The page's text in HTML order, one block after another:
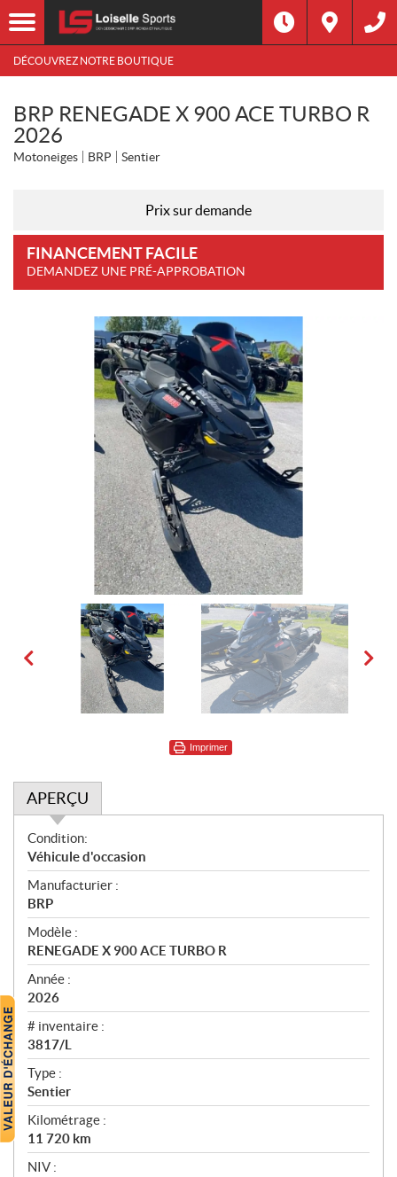
DÉCOUVREZ NOTRE BOUTIQUE
BRP RENEGADE X 900 ACE TURBO R
2026
Motoneiges BRP Sentier
Prix sur demande
FINANCEMENT FACILE
DEMANDEZ UNE PRÉ-APPROBATION
Imprimer
APERÇU
A
p
e
r
ç
u
Condition:
Véhicule d'occasion
Manufacturier :
BRP
Modèle :
RENEGADE X 900 ACE TURBO R
Année :
2026
# inventaire :
3817/L
Type :
Sentier
Kilométrage :
11 720 km
NIV :